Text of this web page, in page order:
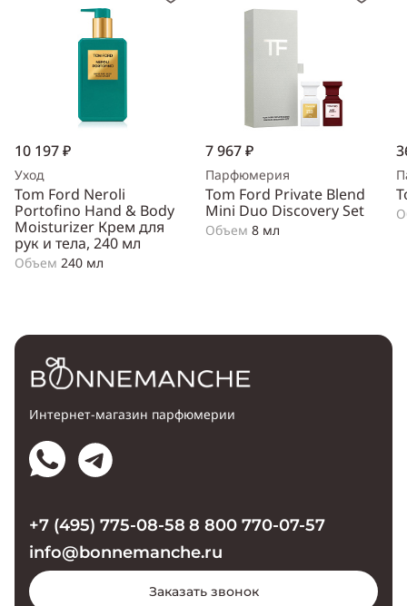
10 197 ₽
Уход
Tom Ford Neroli
Portofino Hand & Body
Moisturizer Крем для
рук и тела, 240 мл
Объем 240 мл
7 967 ₽
Парфюмерия
Tom Ford Private Blend
Mini Duo Discovery Set
Объем 8 мл
Интернет-магазин парфюмерии
+7 (495) 775-08-58 8 800 770-07-57
info@bonnemanche.ru
Заказать звонок